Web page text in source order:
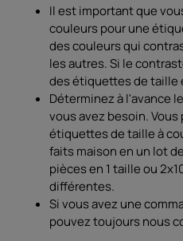
Il est important que
couleurs pour une
des couleurs qui
les autres. Si le
des étiquettes de taille
Déterminez à l'avance
vous avez besoin.
étiquettes de taille à
faits maison en un lot
pièces en 1 taille ou
différentes.
Si vous avez une
pouvez toujours nous